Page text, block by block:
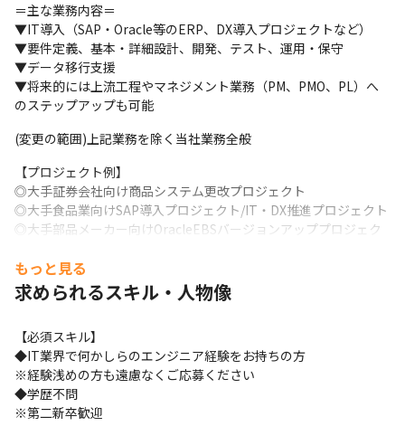
＝主な業務内容＝
▼IT導入（SAP・Oracle等のERP、DX導入プロジェクトなど）
▼要件定義、基本・詳細設計、開発、テスト、運用・保守
▼データ移行支援
▼将来的には上流工程やマネジメント業務（PM、PMO、PL）へ
のステップアップも可能
(変更の範囲)上記業務を除く当社業務全般
【プロジェクト例】
◎大手証券会社向け商品システム更改プロジェクト
◎大手食品業向けSAP導入プロジェクト/IT・DX推進プロジェクト
◎大手部品メーカー向けOracleEBSバージョンアッププロジェク
◎アミューズメント業界向け新WEBサービスの構築支援
【担当工程】
・基本設計
・詳細設計
・開発
・テスト
・運用 / 保守
もっと見る
求められるスキル・人物像
【必須スキル】
◆IT業界で何かしらのエンジニア経験をお持ちの方
※経験浅めの方も遠慮なくご応募ください
◆学歴不問
※第二新卒歓迎